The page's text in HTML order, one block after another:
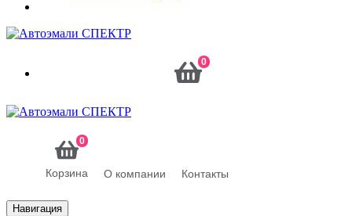
0
0
Корзина О компании Контакты
Навигация